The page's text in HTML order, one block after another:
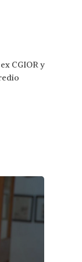
CGIOR y